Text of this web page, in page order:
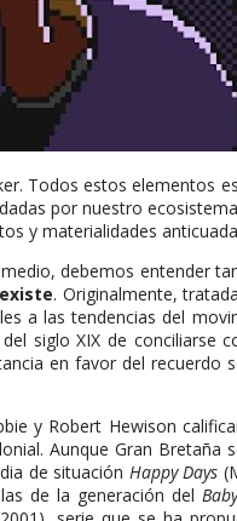
Todos estos elementos
por nuestro
y materialidades
debemos entender
. Originalmente,
a las tendencias del
siglo XIX de
en favor del
y Robert Hewison
Aunque Gran
de situación Happy Days
de la generación del